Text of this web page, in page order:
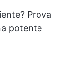
Prova
potente